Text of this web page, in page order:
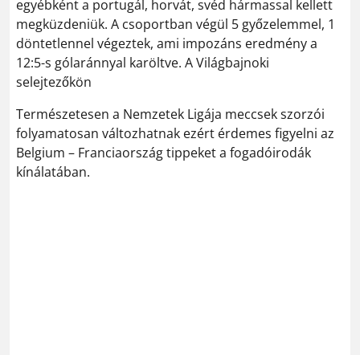
egyébként a portugál, horvát, svéd hármassal kellett
megküzdeniük. A csoportban végül 5 győzelemmel, 1
döntetlennel végeztek, ami impozáns eredmény a
12:5-s gólaránnyal karöltve. A Világbajnoki
selejtezőkön
Természetesen a Nemzetek Ligája meccsek szorzói
folyamatosan változhatnak ezért érdemes figyelni az
Belgium – Franciaország tippeket a fogadóirodák
kínálatában.